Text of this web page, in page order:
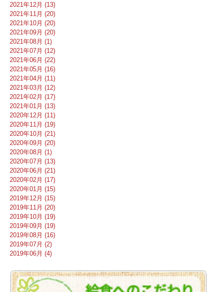
2021年12月 (13)
2021年11月 (20)
2021年10月 (20)
2021年09月 (20)
2021年08月 (1)
2021年07月 (12)
2021年06月 (22)
2021年05月 (16)
2021年04月 (11)
2021年03月 (12)
2021年02月 (17)
2021年01月 (13)
2020年12月 (11)
2020年11月 (19)
2020年10月 (21)
2020年09月 (20)
2020年08月 (1)
2020年07月 (13)
2020年06月 (21)
2020年02月 (17)
2020年01月 (15)
2019年12月 (15)
2019年11月 (20)
2019年10月 (19)
2019年09月 (19)
2019年08月 (16)
2019年07月 (2)
2019年06月 (4)